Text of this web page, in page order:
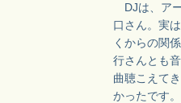
DJは、ア
口さん。実
くからの関
行さんとも
曲聴こえて
かったです